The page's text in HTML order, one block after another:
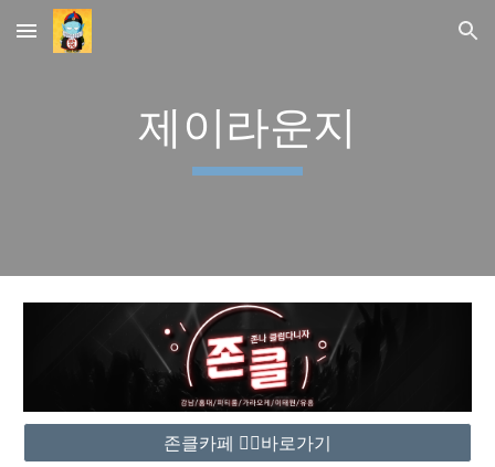
Skip to main content Skip to navigation
제이라운지
존클카페 ❤️‍🔥바로가기